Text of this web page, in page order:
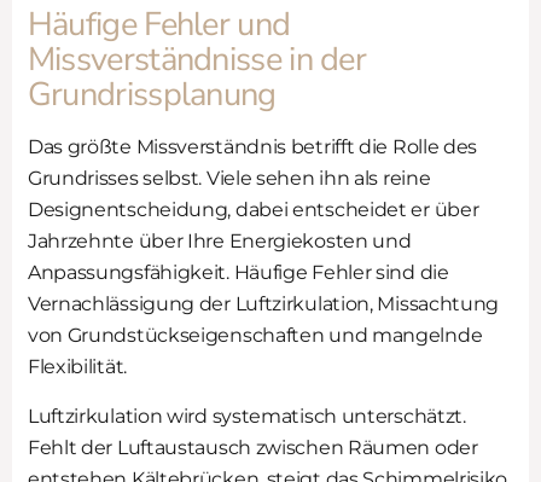
Häufige Fehler und
Missverständnisse in der
Grundrissplanung
Das größte Missverständnis betrifft die Rolle des
Grundrisses selbst. Viele sehen ihn als reine
Designentscheidung, dabei entscheidet er über
Jahrzehnte über Ihre Energiekosten und
Anpassungsfähigkeit. Häufige Fehler sind die
Vernachlässigung der Luftzirkulation, Missachtung
von Grundstückseigenschaften und mangelnde
Flexibilität.
Luftzirkulation wird systematisch unterschätzt.
Fehlt der Luftaustausch zwischen Räumen oder